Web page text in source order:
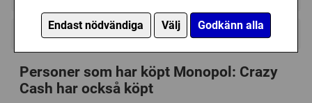
Endast nödvändiga Välj Godkänn alla
Övrig information
Serie: Monopol
Personer som har köpt Monopol: Crazy
Cash har också köpt